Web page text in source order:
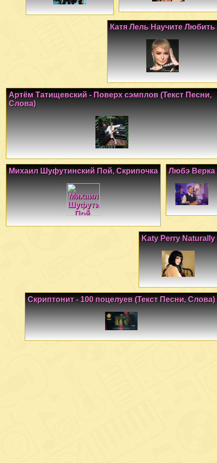
Катя Лель Научите Любить
Артём Татищевский - Поверх сэмплов (Текст Песни,
Слова)
Любэ Верка
Михаил Шуфутинский Пой, Скрипочка
Katy Perry Naturally
Скриптонит - 100 поцелуев (Текст Песни, Слова)